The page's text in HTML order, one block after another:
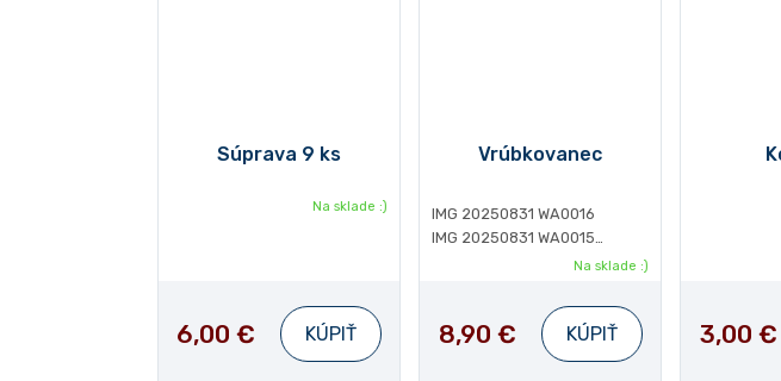
Súprava 9 ks
Na sklade :)
6,00 € KÚPIŤ
Vrúbkovanec
IMG 20250831 WA0016
IMG 20250831 WA0015
IMG 20250831 WA0017Na sklade :)
8,90 € KÚPIŤ 3,00 €